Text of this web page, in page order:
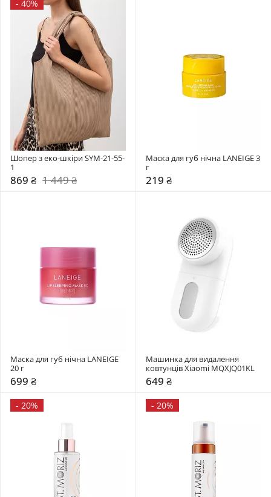
- 40%
Шопер з еко-шкіри SYM-21-55-
1
869 ₴ 1 449 ₴
Маска для губ нічна LANEIGE 3
г
219 ₴
Маска для губ нічна LANEIGE
20 г
699 ₴
Машинка для видалення
ковтунців Xiaomi MQXJQ01KL
649 ₴
- 20% - 20%